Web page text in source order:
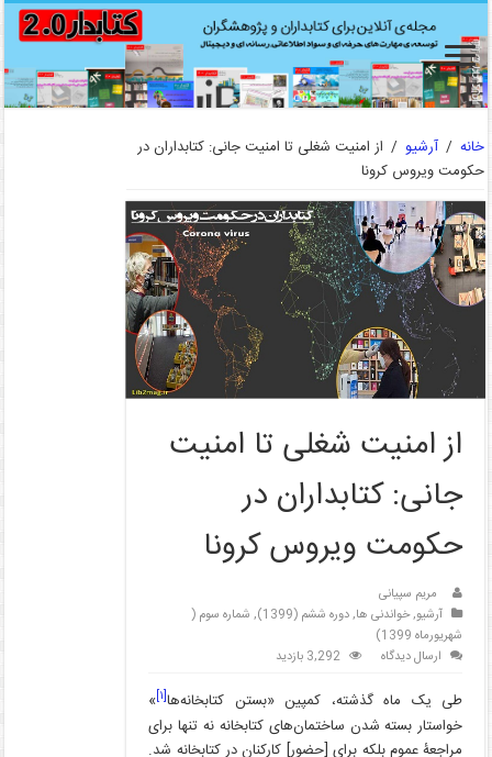
خانه / آرشیو / از امنیت شغلی تا امنیت جانی: کتابداران در
حکومت ویروس کرونا
از امنیت شغلی تا امنیت
جانی: کتابداران در
حکومت ویروس کرونا
مریم سپیانی
آرشیو,خواندنی ها,دوره ششم (1399) , شماره سوم (
شهریورماه 1399)
ارسال دیدگاه
3,292 بازدید
طی یک ماه گذشته، کمپین «بستن کتابخانه‌ها[۱] »
خواستار بسته شدن ساختمان‌های کتابخانه نه تنها برای
مراجعۀ عموم بلکه برای [حضور] کارکنان در کتابخانه شد.